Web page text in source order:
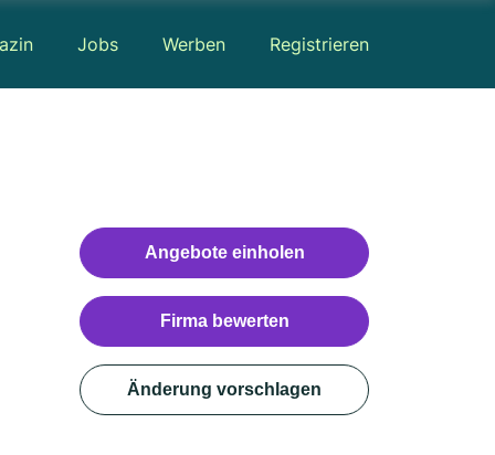
Jobs Werben Registrieren
Angebote einholen
Firma bewerten
Änderung vorschlagen